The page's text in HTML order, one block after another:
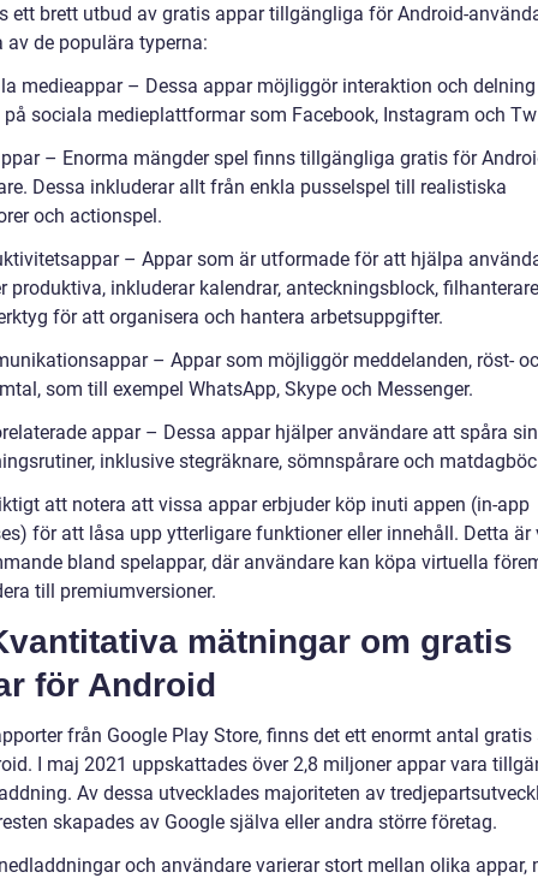
ett brett utbud av gratis appar tillgängliga för Android-
av de populära typerna:
medieappar – Dessa appar möjliggör interaktion och
sociala medieplattformar som Facebook, Instagram och
– Enorma mängder spel finns tillgängliga gratis för
Dessa inkluderar allt från enkla pusselspel till realistiska
och actionspel.
– Appar som är utformade för att hjälpa
produktiva, inkluderar kalendrar, anteckningsblock,
för att organisera och hantera arbetsuppgifter.
– Appar som möjliggör meddelanden, röst-
som till exempel WhatsApp, Skype och Messenger.
appar – Dessa appar hjälper användare att spåra
inklusive stegräknare, sömnspårare och
att notera att vissa appar erbjuder köp inuti appen (in-app
för att låsa upp ytterligare funktioner eller innehåll. Detta är
bland spelappar, där användare kan köpa virtuella
till premiumversioner.
mätningar om gratis
för Android
från Google Play Store, finns det ett enormt antal gratis
I maj 2021 uppskattades över 2,8 miljoner appar vara
Av dessa utvecklades majoriteten av
skapades av Google själva eller andra större företag.
och användare varierar stort mellan olika appar,